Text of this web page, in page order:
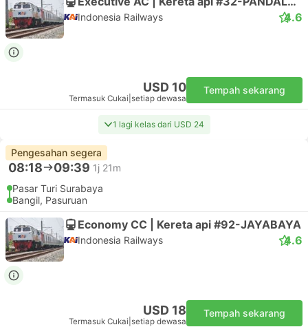
Indonesia Railways 4.6
USD 10
Termasuk Cukai setiap dewasa
Tempah sekarang
1 lagi kelas dari USD 24
Pengesahan segera
08:18 09:39 1j 21m
Pasar Turi Surabaya
Bangil, Pasuruan
Economy CC | Kereta api #92-JAYABAYA
Indonesia Railways 4.6
USD 18
Termasuk Cukai setiap dewasa
Tempah sekarang